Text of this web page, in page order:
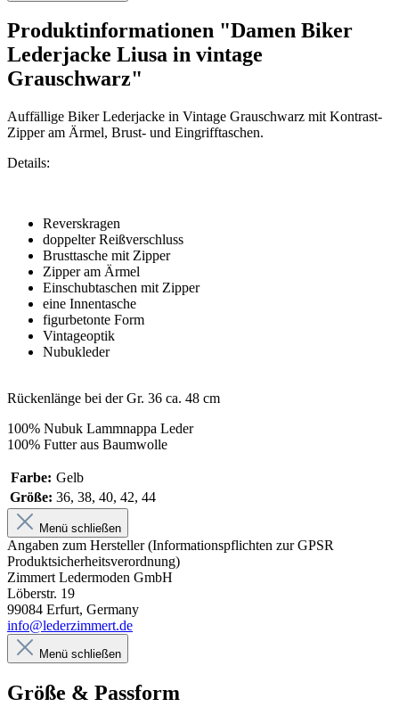
Produktinformationen "Damen Biker
Lederjacke Liusa in vintage
Grauschwarz"
Auffällige Biker Lederjacke in Vintage Grauschwarz mit Kontrast-
Zipper am Ärmel, Brust- und Eingrifftaschen.
Details:
Reverskragen
doppelter Reißverschluss
Brusttasche mit Zipper
Zipper am Ärmel
Einschubtaschen mit Zipper
eine Innentasche
figurbetonte Form
Vintageoptik
Nubukleder
Rückenlänge bei der Gr. 36 ca. 48 cm
100% Nubuk Lammnappa Leder
100% Futter aus Baumwolle
Farbe: Gelb
Größe: 36, 38, 40, 42, 44
Menü schließen
Angaben zum Hersteller (Informationspflichten zur GPSR
Produktsicherheitsverordnung)
Zimmert Ledermoden GmbH
Löberstr. 19
99084 Erfurt, Germany
info@lederzimmert.de
Menü schließen
Größe & Passform